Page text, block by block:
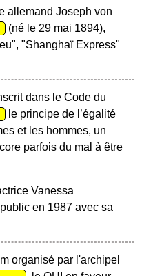
allemand Joseph von
(né le 29 mai 1894),
"Shanghaï Express"
dans le Code du
le principe de l’égalité
et les hommes, un
parfois du mal à être
Vanessa
en 1987 avec sa
organisé par l'archipel